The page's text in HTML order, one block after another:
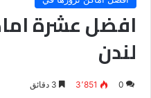
افضل عشرة
لندن
0 3٬851